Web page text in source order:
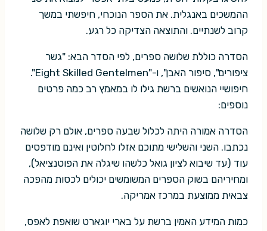
ההמשכים באנגלית. את הספר הנוכחי, חיפשתי במשך
קרוב לשנתיים. והתוצאה הצדיקה כל רגע.
הסדרה כוללת שלושה ספרים, לפי הסדר הבא: "גשר
ציפורים", סיפור האבן", ו-"Eight Skilled Gentelmen".
חיפושיי הנואשים ברשת גילו לו במאמץ רב כמה פרטים
נוספים:
הסדרה אמורה היתה לכלול שבעה ספרים, אולם רק שלושה
נכתבו. השני והשלישי מתוכם אזלו לחלוטין ואינם מודפסים
עוד (עד שיבוא לציון גואל כלשהו שיגלה את הפוטנציאל),
ומחיריהם בשוק הספרים המשומשים יכולים לכסות מהפכה
צבאית ממוצעת במרכז אמריקה.
כמות המידע האמין ברשת על בארי יוגארט שואפת לאפס,